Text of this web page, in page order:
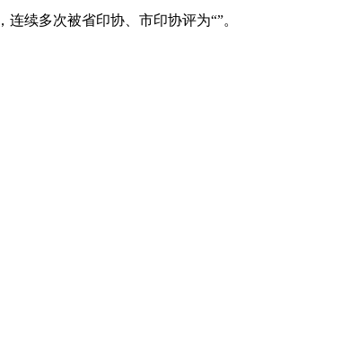
连续多次被省印协、市印协评为“”。